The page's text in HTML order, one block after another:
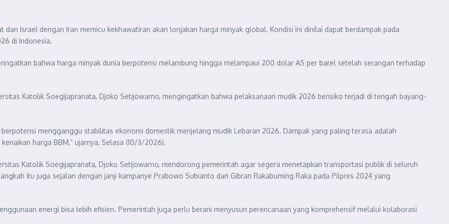
Israel dengan Iran memicu kekhawatiran akan lonjakan harga minyak global. Kondisi ini dinilai dapat berdampak pada
di Indonesia.
bahwa harga minyak dunia berpotensi melambung hingga melampaui 200 dolar AS per barel setelah serangan terhadap
Katolik Soegijapranata, Djoko Setijowarno, mengingatkan bahwa pelaksanaan mudik 2026 berisiko terjadi di tengah bayang-
mengganggu stabilitas ekonomi domestik menjelang mudik Lebaran 2026. Dampak yang paling terasa adalah
harga BBM,” ujarnya, Selasa (10/3/2026).
Katolik Soegijapranata, Djoko Setijowarno, mendorong pemerintah agar segera menetapkan transportasi publik di seluruh
itu juga sejalan dengan janji kampanye Prabowo Subianto dan Gibran Rakabuming Raka pada Pilpres 2024 yang
energi bisa lebih efisien. Pemerintah juga perlu berani menyusun perencanaan yang komprehensif melalui kolaborasi